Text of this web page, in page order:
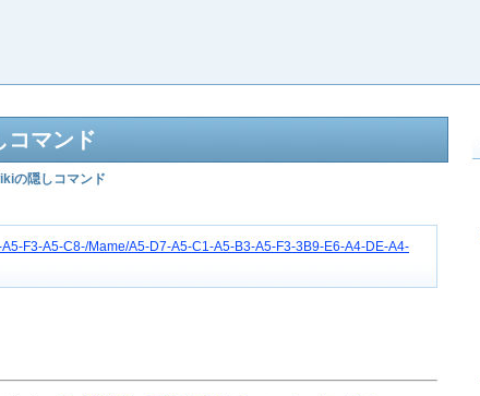
コマンド
の隠しコマンド
F3-A5-C8-/Mame/A5-D7-A5-C1-A5-B3-A5-F3-3B9-E6-A4-DE-A4-